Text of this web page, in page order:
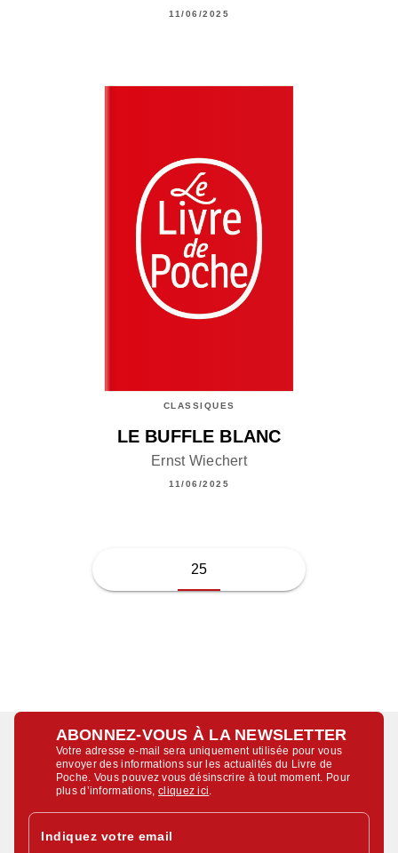
11/06/2025
CLASSIQUES
LE BUFFLE BLANC
Ernst Wiechert
11/06/2025
25
ABONNEZ-VOUS À LA NEWSLETTER
Votre adresse e-mail sera uniquement utilisée pour vous
envoyer des informations sur les actualités du Livre de
Poche. Vous pouvez vous désinscrire à tout moment. Pour
plus d’informations,cliquez ici
Indiquez votre email